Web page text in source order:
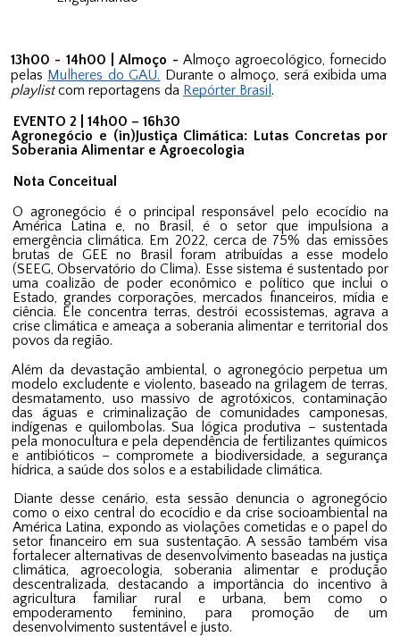
13h00 - 14h00 | Almoço - Almoço agroecológico, fornecido
pelas Mulheres do GAU. Durante o almoço, será exibida uma
playlistcom reportagens da Repórter Brasil .
EVENTO 2 | 14h00 – 16h30
Agronegócio e (in)Justiça Climática: Lutas Concretas por
Soberania Alimentar e Agroecologia
Nota Conceitual
O agronegócio é o principal responsável pelo ecocídio na
América Latina e, no Brasil, é o setor que impulsiona a
emergência climática. Em 2022, cerca de 75% das emissões
brutas de GEE no Brasil foram atribuídas a esse modelo
(SEEG, Observatório do Clima). Esse sistema é sustentado por
uma coalizão de poder econômico e político que inclui o
Estado, grandes corporações, mercados financeiros, mídia e
ciência. Ele concentra terras, destrói ecossistemas, agrava a
crise climática e ameaça a soberania alimentar e territorial dos
povos da região.
Além da devastação ambiental, o agronegócio perpetua um
modelo excludente e violento, baseado na grilagem de terras,
desmatamento, uso massivo de agrotóxicos, contaminação
das águas e criminalização de comunidades camponesas,
indígenas e quilombolas. Sua lógica produtiva – sustentada
pela monocultura e pela dependência de fertilizantes químicos
e antibióticos – compromete a biodiversidade, a segurança
hídrica, a saúde dos solos e a estabilidade climática.
Diante desse cenário, esta sessão denuncia o agronegócio
como o eixo central do ecocídio e da crise socioambiental na
América Latina, expondo as violações cometidas e o papel do
setor financeiro em sua sustentação. A sessão também visa
fortalecer alternativas de desenvolvimento baseadas na justiça
climática, agroecologia, soberania alimentar e produção
descentralizada, destacando a importância do incentivo à
agricultura familiar rural e urbana, bem como o
empoderamento feminino, para promoção de um
desenvolvimento sustentável e justo.